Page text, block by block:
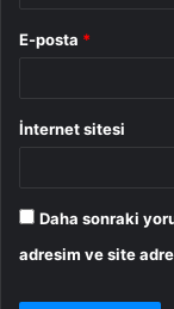
E-posta *
İnternet sitesi
Daha sonraki
adresim ve site